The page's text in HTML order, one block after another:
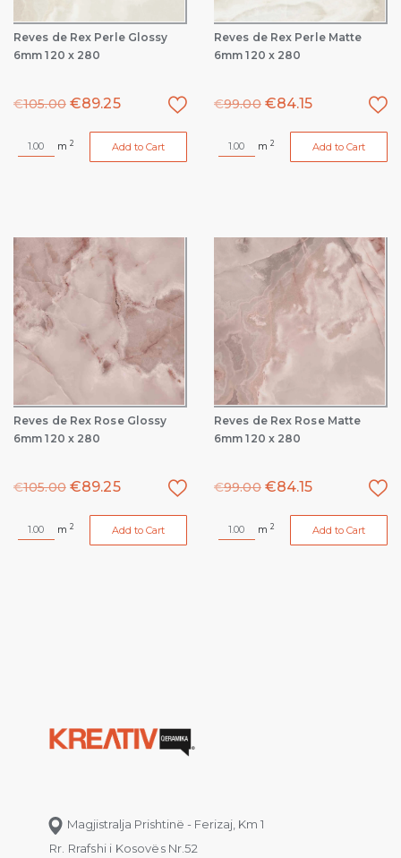
Reves de Rex Perle Glossy
6mm 120 x 280
€105.00 €89.25
m 2 Add to Cart
Reves de Rex Perle Matte
6mm 120 x 280
€99.00 €84.15
m 2 Add to Cart
Reves de Rex Rose Glossy
6mm 120 x 280
€105.00 €89.25
m 2 Add to Cart
Reves de Rex Rose Matte
6mm 120 x 280
€99.00 €84.15
m 2 Add to Cart
Magjistralja Prishtinë - Ferizaj, Km 1
Rr. Rrafshi i Kosovës Nr.52